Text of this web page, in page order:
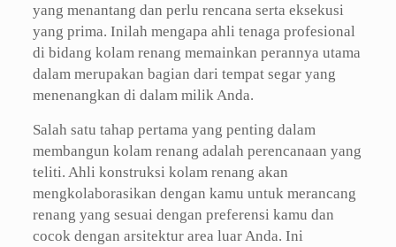
yang menantang dan perlu rencana serta eksekusi
yang prima. Inilah mengapa ahli tenaga profesional
di bidang kolam renang memainkan perannya utama
dalam merupakan bagian dari tempat segar yang
menenangkan di dalam milik Anda.
Salah satu tahap pertama yang penting dalam
membangun kolam renang adalah perencanaan yang
teliti. Ahli konstruksi kolam renang akan
mengkolaborasikan dengan kamu untuk merancang
renang yang sesuai dengan preferensi kamu dan
cocok dengan arsitektur area luar Anda. Ini